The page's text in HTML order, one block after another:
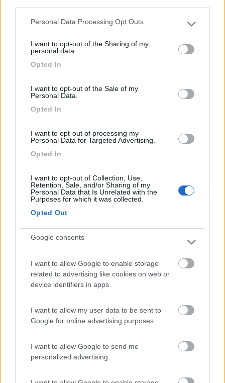
Please note that this website/app uses one or more Google
not limited to your visit or usage behaviour. You may click to
grant or deny consent to Google and its third-party tags to
use your data for below specified purposes in below Google
Personal Data Processing Opt Outs
I want to opt-out of the Sharing of my
personal data.
Opted In
I want to opt-out of the Sale of my
Personal Data.
Opted In
I want to opt-out of processing my
Personal Data for Targeted Advertising.
Opted In
I want to opt-out of Collection, Use,
Retention, Sale, and/or Sharing of my
Personal Data that Is Unrelated with the
Purposes for which it was collected.
Opted Out
Google consents
I want to allow Google to enable storage
related to advertising like cookies on web or
device identifiers in apps.
I want to allow my user data to be sent to
Google for online advertising purposes.
I want to allow Google to send me
personalized advertising.
Amelinghausen - 402.1km
Area di sosta (AA)
Bogner's Wohnmobilstellplatz
Servizi / Posizione
Area pianeggiante sulle sponde del fiume Meno, a
Segnitz - 458.8km